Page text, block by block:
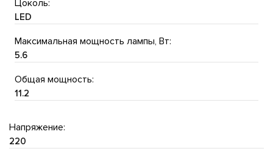
Цоколь:
LED
Максимальная мощность лампы, Вт:
5.6
Общая мощность:
11.2
Напряжение:
220